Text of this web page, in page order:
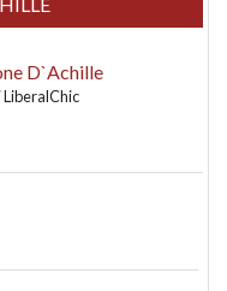
D`Achille
LiberalChic